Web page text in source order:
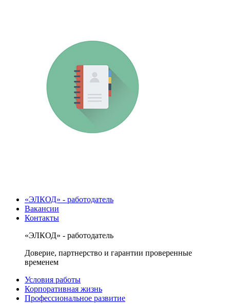
«ЭЛКОД» - работодатель
Вакансии
Контакты
«ЭЛКОД» - работодатель
Доверие, партнерство и гарантии проверенные
временем
Условия работы
Корпоративная жизнь
Профессиональное развитие